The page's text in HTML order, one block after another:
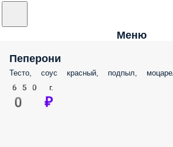
Меню
Пеперони
Тесто, соус красный, подпыл,
650 г.
0 ₽